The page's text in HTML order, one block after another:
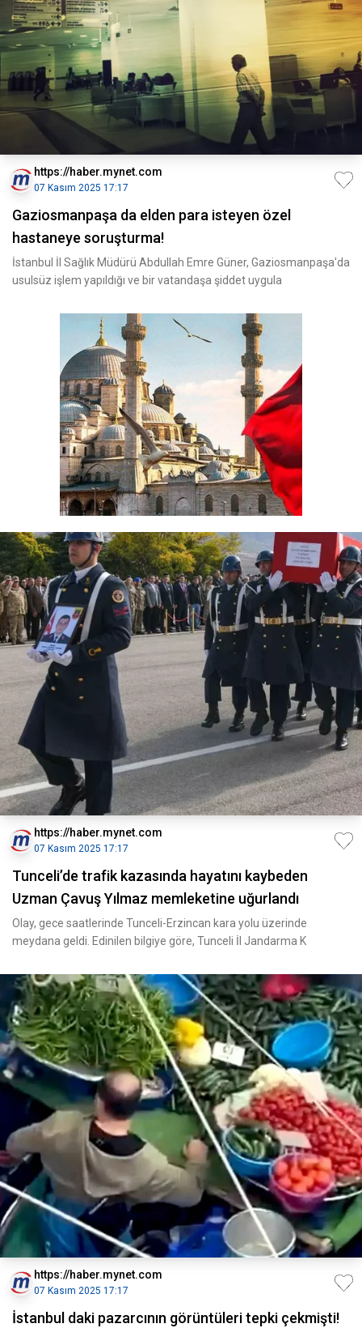
https://haber.mynet.com
07 Kasım 2025 17:17
Gaziosmanpaşa da elden para isteyen özel
hastaneye soruşturma!
İstanbul İl Sağlık Müdürü Abdullah Emre Güner, Gaziosmanpaşa'da
usulsüz işlem yapıldığı ve bir vatandaşa şiddet uygula
https://haber.mynet.com
07 Kasım 2025 17:17
Tunceli’de trafik kazasında hayatını kaybeden
Uzman Çavuş Yılmaz memleketine uğurlandı
Olay, gece saatlerinde Tunceli-Erzincan kara yolu üzerinde
meydana geldi. Edinilen bilgiye göre, Tunceli İl Jandarma K
https://haber.mynet.com
07 Kasım 2025 17:17
İstanbul daki pazarcının görüntüleri tepki çekmişti!